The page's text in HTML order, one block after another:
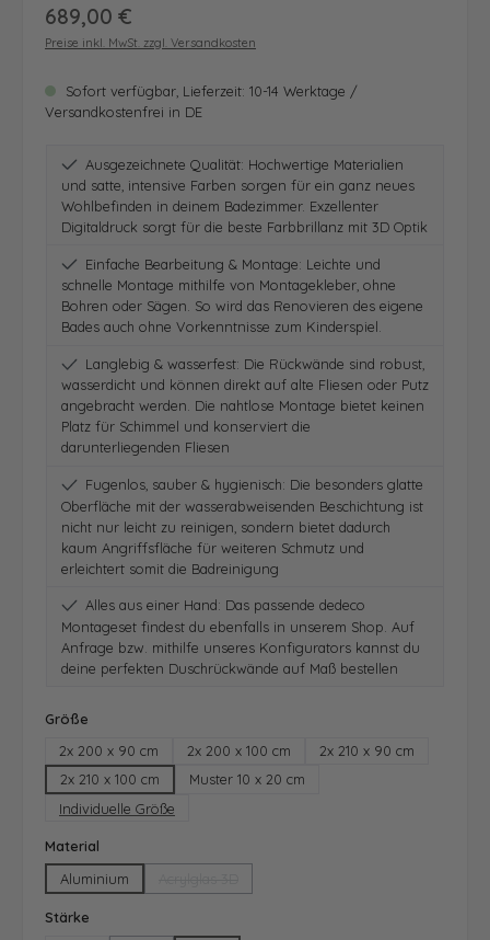
Regulärer Preis:
689,00 €
Preise inkl. MwSt. zzgl. Versandkosten
Sofort verfügbar, Lieferzeit: 10-14 Werktage /
Versandkostenfrei in DE
Ausgezeichnete Qualität: Hochwertige Materialien
und satte, intensive Farben sorgen für ein ganz neues
Wohlbefinden in deinem Badezimmer. Exzellenter
Digitaldruck sorgt für die beste Farbbrillanz mit 3D Optik
Einfache Bearbeitung & Montage: Leichte und
schnelle Montage mithilfe von Montagekleber, ohne
Bohren oder Sägen. So wird das Renovieren des eigene
Bades auch ohne Vorkenntnisse zum Kinderspiel.
Langlebig & wasserfest: Die Rückwände sind robust,
wasserdicht und können direkt auf alte Fliesen oder Putz
angebracht werden. Die nahtlose Montage bietet keinen
Platz für Schimmel und konserviert die
darunterliegenden Fliesen
Fugenlos, sauber & hygienisch: Die besonders glatte
Oberfläche mit der wasserabweisenden Beschichtung ist
nicht nur leicht zu reinigen, sondern bietet dadurch
kaum Angriffsfläche für weiteren Schmutz und
erleichtert somit die Badreinigung
Alles aus einer Hand: Das passende dedeco
Montageset findest du ebenfalls in unserem Shop. Auf
Anfrage bzw. mithilfe unseres Konfigurators kannst du
deine perfekten Duschrückwände auf Maß bestellen
Größe
2x 200 x 90 cm
2x 200 x 100 cm
2x 210 x 90 cm
2x 210 x 100 cm
Muster 10 x 20 cm
Individuelle Größe
Material
Aluminium
Stärke